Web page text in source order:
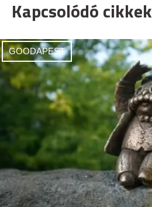
Kapcsolódó cikkek
GOODAPEST